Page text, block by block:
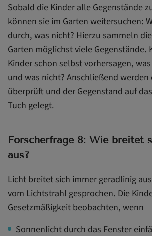
Sobald die Kinder alle Gegenstände
können sie im Garten weitersuchen:
durch, was nicht? Hierzu sammeln
Garten möglichst viele Gegenstände.
Kinder schon selbst vorhersagen,
und was nicht? Anschließend werden
überprüft und der Gegenstand auf
Tuch gelegt.
Forscherfrage 8: Wie breitet
aus?
Licht breitet sich immer geradlinig
vom Lichtstrahl gesprochen. Die
Gesetzmäßigkeit beobachten, wenn
Sonnenlicht durch das Fenster